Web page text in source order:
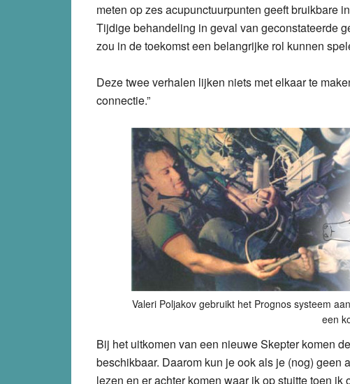
meten op zes acupunctuurpunten geeft bruikbare
Tijdige behandeling in geval van geconstateerde
zou in de toekomst een belangrijke rol kunnen
Deze twee verhalen lijken niets met elkaar te
connectie.”
Valeri Poljakov gebruikt het Prognos systeem
een
Bij het uitkomen van een nieuwe Skepter komen
beschikbaar. Daarom kun je ook als je (nog) geen
lezen en er achter komen waar ik op stuitte toen